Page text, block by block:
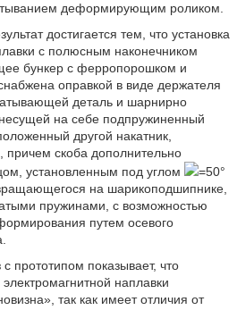
деформирующим роликом.
достигается тем, что установка
с полюсным наконечником
бункер с ферропорошком и
оправкой в виде держателя
деталь и шарнирно
на себе подпружиненный
другой накатник,
скоба дополнительно
установленным под углом
=50°
на шарикоподшипнике,
пружинами, с возможностью
путем осевого
прототипом показывает, что
наплавки
так как имеет отличия от